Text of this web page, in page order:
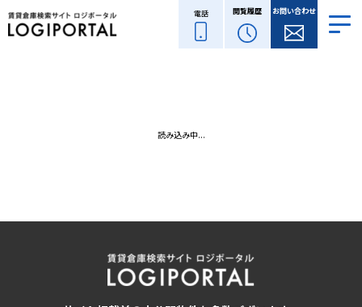
電話 閲覧履歴 お問い合わせ
読み込み中...